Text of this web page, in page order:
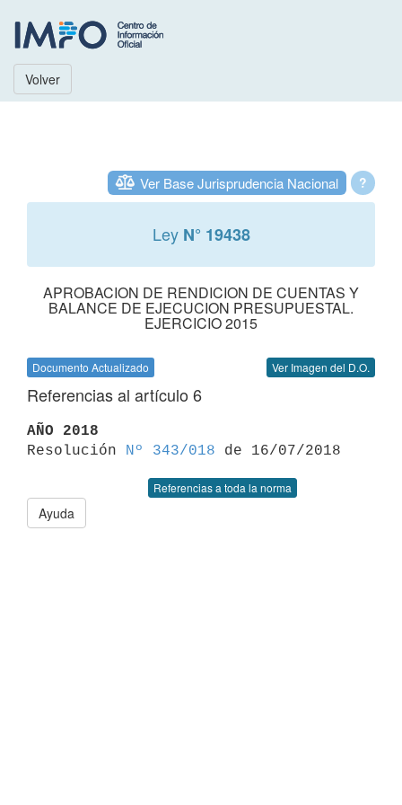
Volver
?
Ver Base Jurisprudencia Nacional
Ley N° 19438
APROBACION DE RENDICION DE CUENTAS Y
BALANCE DE EJECUCION PRESUPUESTAL.
EJERCICIO 2015
Documento Actualizado Ver Imagen del D.O.
Referencias al artículo 6
AÑO 2018
Resolución
Nº 343/018
Referencias a toda la norma
Ayuda